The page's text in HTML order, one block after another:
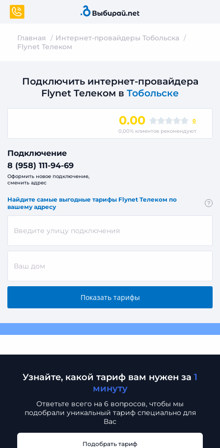
Главная
Интернет-провайдеры Тобольска
Flynet Телеком
Подключить интернет-провайдера
Flynet Телеком в Тобольске
0.00
0
0,00% клиентов рекомендуют
Подключение
8 (958) 111-94-69
Оформить новое подключение,
сменить адрес
Найдите самые выгодные тарифы Flynet Телеком по
вашему адресу
?
Узнайте, какой тариф вам нужен за 1
минуту
Ответьте всего на 6 вопросов, чтобы мы
подобрали уникальный тариф специально для
Вас
Подобрать тариф